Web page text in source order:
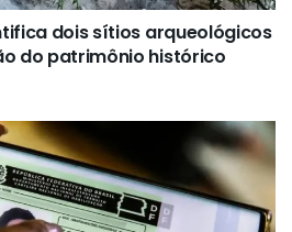
dois sítios arqueológicos
do patrimônio histórico